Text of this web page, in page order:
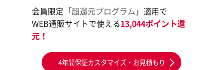
会員限定「超還元プログラム 」適用で
WEB通販サイトで使える13,044ポイント還
元！
4年間保証カスタマイズ・お見積もり